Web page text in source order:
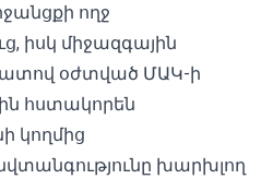
ողջ
իսկ միջազգային
օժտված ՄԱԿ-ի
հստակորեն
կողմից
խարխլող